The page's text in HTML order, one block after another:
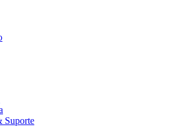
Suporte